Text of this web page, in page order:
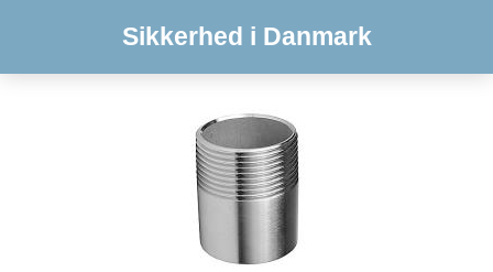
Sikkerhed i Danmark